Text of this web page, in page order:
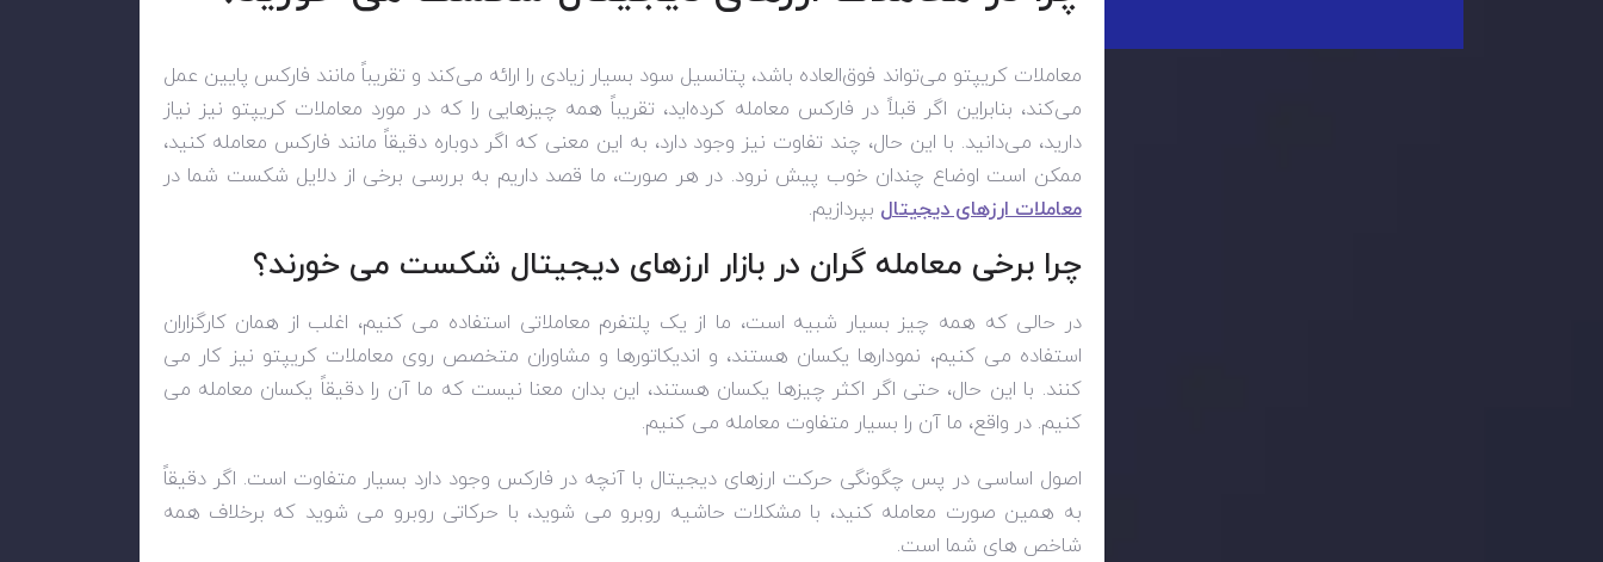
معاملات کریپتو می‌تواند فوق‌العاده باشد، پتانسیل سود بسیار زیادی را ارائه می‌کند و تقریباً مانند فارکس پایین عمل
می‌کند، بنابراین اگر قبلاً در فارکس معامله کرده‌اید، تقریباً همه چیزهایی را که در مورد معاملات کریپتو نیز نیاز
دارید، می‌دانید. با این حال، چند تفاوت نیز وجود دارد، به این معنی که اگر دوباره دقیقاً مانند فارکس معامله کنید،
ممکن است اوضاع چندان خوب پیش نرود. در هر صورت، ما قصد داریم به بررسی برخی از دلایل شکست شما در
معاملات ارزهای دیجیتال بپردازیم.
چرا برخی معامله گران در بازار ارزهای دیجیتال شکست می خورند؟
در حالی که همه چیز بسیار شبیه است، ما از یک پلتفرم معاملاتی استفاده می کنیم، اغلب از همان کارگزاران
استفاده می کنیم، نمودارها یکسان هستند، و اندیکاتورها و مشاوران متخصص روی معاملات کریپتو نیز کار می
کنند. با این حال، حتی اگر اکثر چیزها یکسان هستند، این بدان معنا نیست که ما آن را دقیقاً یکسان معامله می
کنیم. در واقع، ما آن را بسیار متفاوت معامله می کنیم.
اصول اساسی در پس چگونگی حرکت ارزهای دیجیتال با آنچه در فارکس وجود دارد بسیار متفاوت است. اگر دقیقاً
به همین صورت معامله کنید، با مشکلات حاشیه روبرو می شوید، با حرکاتی روبرو می شوید که برخلاف همه
شاخص های شما است.